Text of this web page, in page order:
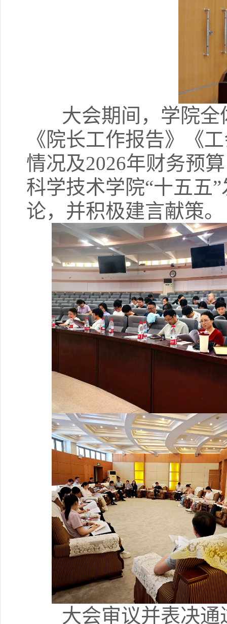
大会期间，学院全
《院长工作报告》《
情况及2026年财务预
科学技术学院“十五五
论，并积极建言献策。
大会审议并表决通